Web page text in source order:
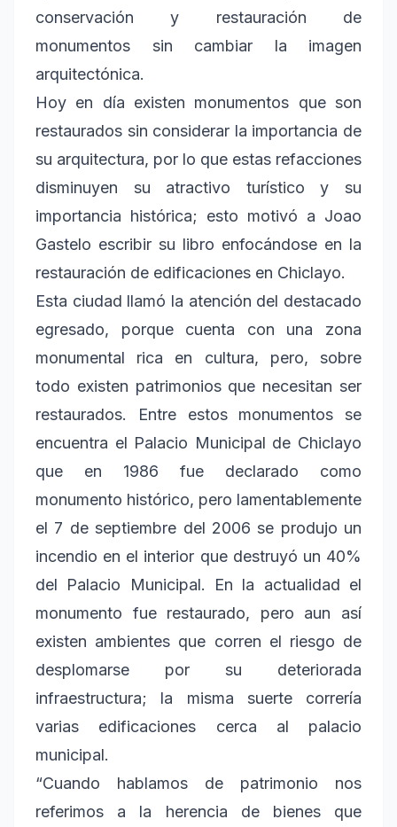
conservación y restauración de
monumentos sin cambiar la imagen
arquitectónica.
Hoy en día existen monumentos que son
restaurados sin considerar la importancia de
su arquitectura, por lo que estas refacciones
disminuyen su atractivo turístico y su
importancia histórica; esto motivó a Joao
Gastelo escribir su libro enfocándose en la
restauración de edificaciones en Chiclayo.
Esta ciudad llamó la atención del destacado
egresado, porque cuenta con una zona
monumental rica en cultura, pero, sobre
todo existen patrimonios que necesitan ser
restaurados. Entre estos monumentos se
encuentra el Palacio Municipal de Chiclayo
que en 1986 fue declarado como
monumento histórico, pero lamentablemente
el 7 de septiembre del 2006 se produjo un
incendio en el interior que destruyó un 40%
del Palacio Municipal. En la actualidad el
monumento fue restaurado, pero aun así
existen ambientes que corren el riesgo de
desplomarse por su deteriorada
infraestructura; la misma suerte correría
varias edificaciones cerca al palacio
municipal.
“Cuando hablamos de patrimonio nos
referimos a la herencia de bienes que